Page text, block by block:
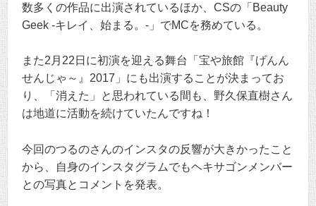
数多くの作品に出演されているほか、CSの「Beauty
Geek -キレイ、始まる。-」でMCを務めている。
また2月22日に初演を迎える舞台「宝や旅館『げんん
せんじゃ～』2017」にも出演することが決まってお
り、「消えた」と思われている間も、野久保直樹さん
は地道に活動を続けていたんですね！
今回のつるのさんのインスタの反響が大きかったこと
から、自身のインスタグラムでもヘキサゴンメンバー
との写真とコメントを発表。